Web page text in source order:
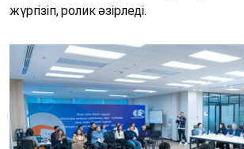
жүргізіп, ролик әзірледі.